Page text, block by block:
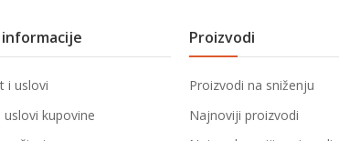
i uslovi
uslovi kupovine
Proizvodi
Proizvodi na sniženju
Najnoviji proizvodi